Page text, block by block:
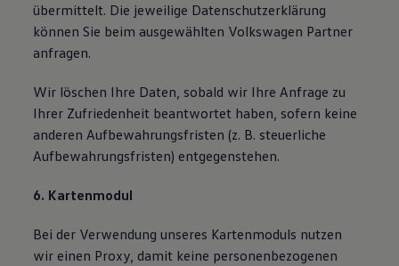
übermittelt. Die jeweilige Datenschutzerklärung
können Sie beim ausgewählten Volkswagen Partner
anfragen.
Wir löschen Ihre Daten, sobald wir Ihre Anfrage zu
Ihrer Zufriedenheit beantwortet haben, sofern keine
anderen Aufbewahrungsfristen (z. B. steuerliche
Aufbewahrungsfristen) entgegenstehen.
6. Kartenmodul
Bei der Verwendung unseres Kartenmoduls nutzen
wir einen Proxy, damit keine personenbezogenen